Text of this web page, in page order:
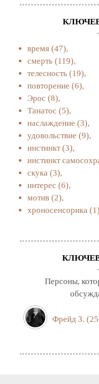
время (47),
смерть (119),
телесность (19),
повторение (6),
Эрос (8),
Танатос (5),
наслаждение (3),
удовольствие (9),
инстинкт (3),
инстинкт
скука (3),
интерес (6),
мотив (2),
хроносенсорика
Персоны,
Фрейд З.